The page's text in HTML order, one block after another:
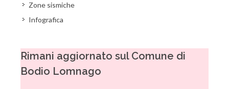
Zone sismiche
Infografica
Rimani aggiornato sul Comune di
Bodio Lomnago